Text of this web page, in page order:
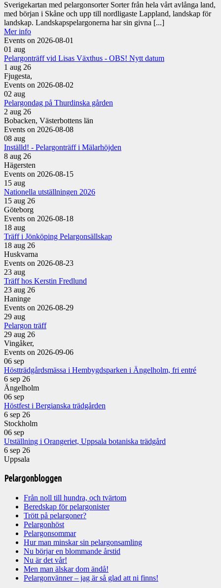
Sverigekartan med pelargonsorter Sorter från hela vårt avlånga land,
med början i Skåne och upp till nordligaste Lappland, landskap för
landskap. Landskapspelargonerna har sin givna [...]
Mer info
Events on 2026-08-01
01 aug
Pelargonträff vid Lisas Växthus - OBS! Nytt datum
1 aug 26
Fjugesta,
Events on 2026-08-02
02 aug
Pelargondag på Thurdinska gården
2 aug 26
Bobacken, Västerbottens län
Events on 2026-08-08
08 aug
Inställd! - Pelargonträff i Mälarhöjden
8 aug 26
Hägersten
Events on 2026-08-15
15 aug
Nationella utställningen 2026
15 aug 26
Göteborg
Events on 2026-08-18
18 aug
Träff i Jönköping Pelargonsällskap
18 aug 26
Huskvarna
Events on 2026-08-23
23 aug
Träff hos Kerstin Fredlund
23 aug 26
Haninge
Events on 2026-08-29
29 aug
Pelargon träff
29 aug 26
Vingåker,
Events on 2026-09-06
06 sep
Höstträdgårdsmässa i Hembygdsparken i Ängelholm, fri entré
6 sep 26
Ängelholm
06 sep
Höstfest i Bergianska trädgården
6 sep 26
Stockholm
06 sep
Utställning i Orangeriet, Uppsala botaniska trädgård
6 sep 26
Uppsala
Pelargonbloggen
Från noll till hundra, och tvärtom
Beredskap för pelargonister
Trött på pelargoner?
Pelargonhöst
Pelargonsommar
Hur man minskar sin pelargonsamling
Nu börjar en blommande årstid
Nu är det vår!
Men man älskar dom ändå!
Pelargonvänner – jag är så glad att ni finns!